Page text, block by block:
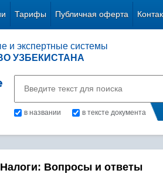
Тарифы Публичная оферта
и экспертные системы
УЗБЕКИСТАНА
в названии в тексте документа
Налоги: Вопросы и ответы